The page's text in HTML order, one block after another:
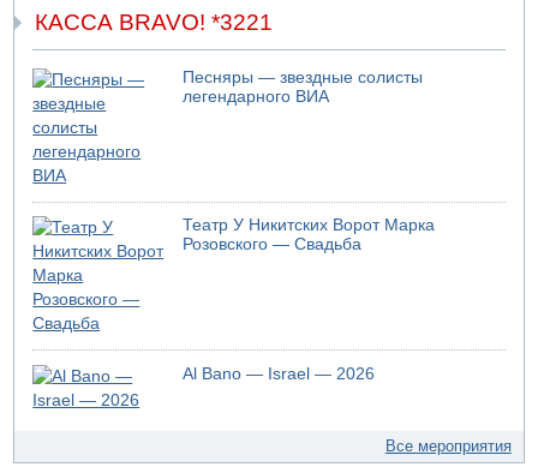
КАССА BRAVO! *3221
Песняры — звездные солисты
легендарного ВИА
Театр У Никитских Ворот Марка
Розовского — Свадьба
Al Bano — Israel — 2026
Все мероприятия